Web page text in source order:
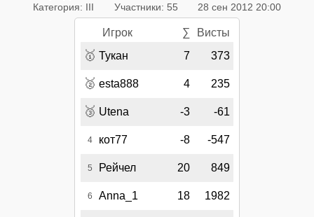
Категория: III Участники: 55 28 сен 2012 20:00
Игрок ∑ Висты
🥇 Тукан 7 373
🥈 esta888 4 235
🥉 Utena -3 -61
4 кот77 -8 -547
5 Рейчел 20 849
6 Anna_1 18 1982